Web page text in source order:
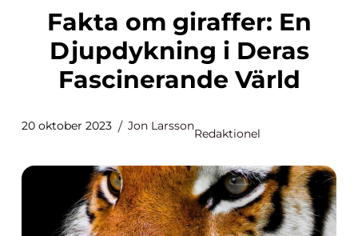
Fakta om giraffer: En
Djupdykning i Deras
Fascinerande Värld
20 oktober 2023 Jon Larsson
Redaktionel